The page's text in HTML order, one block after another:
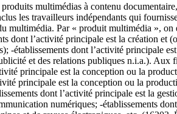
multimédias à contenu
les travailleurs indépendants qui
multimédia. Par « produit multimédia », on
dont l’activité principale est la création et
-établissements dont l’activité principale
et des relations publiques n.i.a.). Aux
principale est la conception ou la
principale est la conception ou la
dont l’activité principale est la
numériques; -établissements